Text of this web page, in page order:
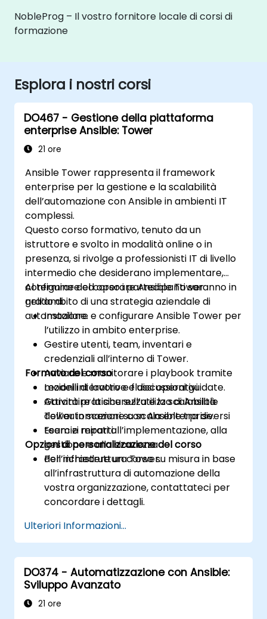
NobleProg – Il vostro fornitore locale di corsi di
formazione
Esplora i nostri corsi
DO467 - Gestione della piattaforma
enterprise Ansible: Tower
21 ore
Ansible Tower rappresenta il framework
enterprise per la gestione e la scalabilità
dell’automazione con Ansible in ambienti IT
complessi.
Questo corso formativo, tenuto da un
istruttore e svolto in modalità online o in
presenza, si rivolge a professionisti IT di livello
intermedio che desiderano implementare,
configurare ed operare Ansible Tower
nell’ambito di una strategia aziendale di
automazione.
Al termine del corso i partecipanti saranno in
grado di:
Installare e configurare Ansible Tower per
l’utilizzo in ambito enterprise.
Gestire utenti, team, inventari e
credenziali all’interno di Tower.
Avviare e monitorare i playbook tramite
modelli di lavoro e flussi operativi.
Garantire la sicurezza e la scalabilità
dell’automazione con Ansible tra diversi
team e reparti.
Formato del corso
Lezioni interattive e discussioni guidate.
Attività pratiche sull’utilizzo di Ansible
Tower in scenari su scala enterprise.
Esercizi mirati all’implementazione, alla
gestione e alla sicurezza
dell’infrastruttura Tower.
Opzioni di personalizzazione del corso
Per richiedere un corso su misura in base
all’infrastruttura di automazione della
vostra organizzazione, contattateci per
concordare i dettagli.
Ulteriori Informazioni...
DO374 - Automatizzazione con Ansible:
Sviluppo Avanzato
21 ore